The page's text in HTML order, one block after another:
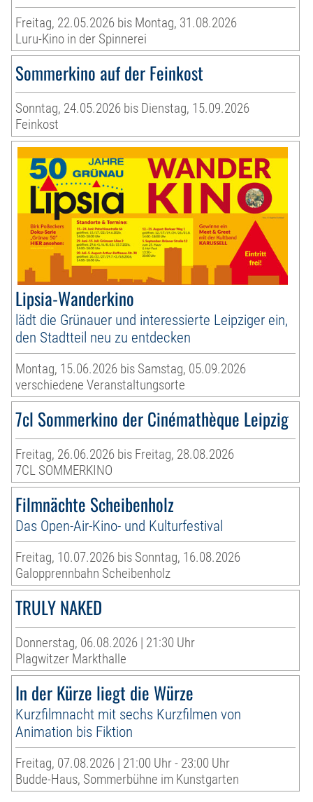
Freitag, 22.05.2026 bis Montag, 31.08.2026
Luru-Kino in der Spinnerei
Sommerkino auf der Feinkost
Sonntag, 24.05.2026 bis Dienstag, 15.09.2026
Feinkost
Lipsia-Wanderkino
lädt die Grünauer und interessierte Leipziger ein,
den Stadtteil neu zu entdecken
Montag, 15.06.2026 bis Samstag, 05.09.2026
verschiedene Veranstaltungsorte
7cl Sommerkino der Cinémathèque Leipzig
Freitag, 26.06.2026 bis Freitag, 28.08.2026
7CL SOMMERKINO
Filmnächte Scheibenholz
Das Open-Air-Kino- und Kulturfestival
Freitag, 10.07.2026 bis Sonntag, 16.08.2026
Galopprennbahn Scheibenholz
TRULY NAKED
Donnerstag, 06.08.2026 | 21:30 Uhr
Plagwitzer Markthalle
In der Kürze liegt die Würze
Kurzfilmnacht mit sechs Kurzfilmen von
Animation bis Fiktion
Freitag, 07.08.2026 | 21:00 Uhr - 23:00 Uhr
Budde-Haus, Sommerbühne im Kunstgarten